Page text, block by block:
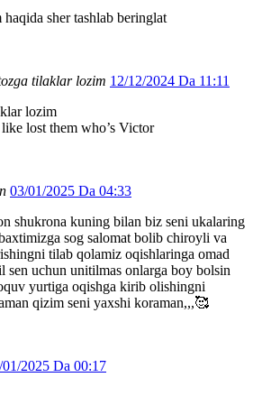
sher tashlab beringlat
tilaklar lozim 12/12/2024 Da 11:11
lozim
lost them who’s Victor
03/01/2025 Da 04:33
shukrona kuning bilan biz seni ukalaring
sog salomat bolib chiroyli va
tilab qolamiz oqishlaringa omad
sen uchun unitilmas onlarga boy bolsin
yurtiga oqishga kirib olishingni
qizim seni yaxshi koraman,,,🥰
01/2025 Da 00:17